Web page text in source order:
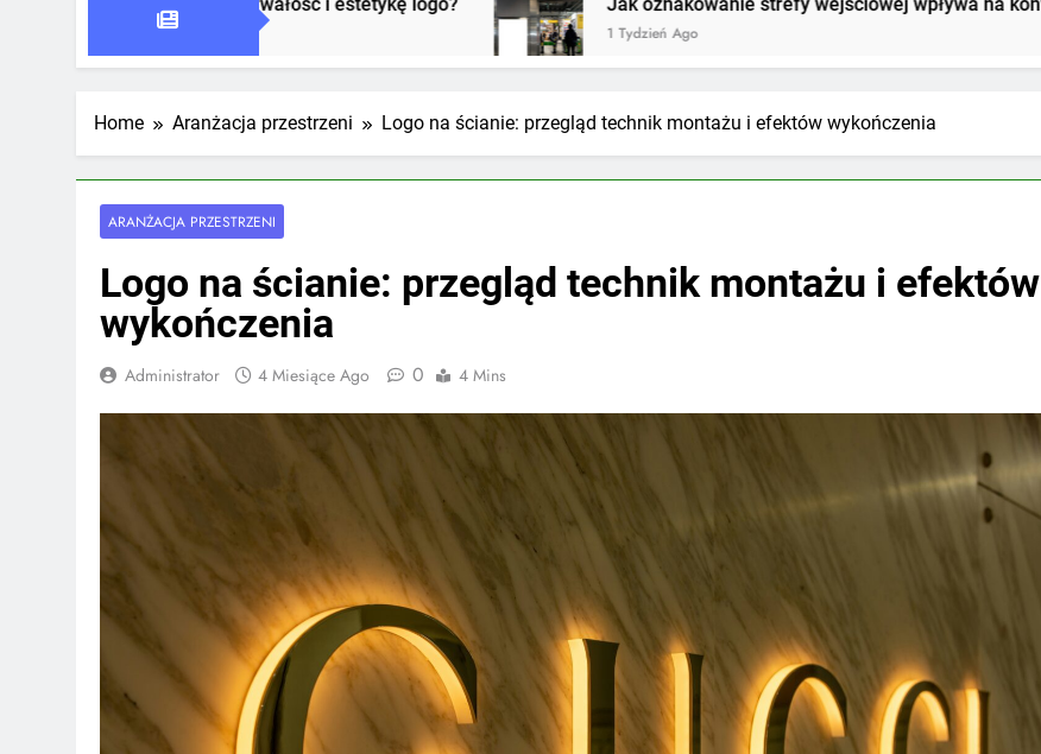
1 Tydzień Ago
Home Aranżacja przestrzeni Logo na ścianie: przegląd technik montażu i efektów wykończenia
ARANŻACJA PRZESTRZENI
Logo na ścianie: przegląd technik montażu i efektów
wykończenia
Administrator 4 Miesiące Ago 0 4 Mins